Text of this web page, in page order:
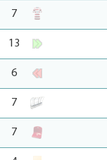
7
13
6
7
7